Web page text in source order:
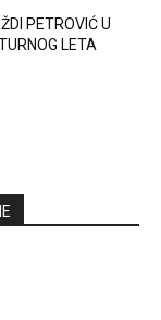
PETROVIĆ U
LETA